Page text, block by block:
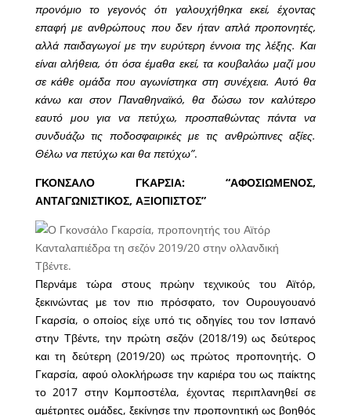
προνόμιο το γεγονός ότι γαλουχήθηκα εκεί, έχοντας
επαφή με ανθρώπους που δεν ήταν απλά προπονητές,
αλλά παιδαγωγοί με την ευρύτερη έννοια της λέξης. Και
είναι αλήθεια, ότι όσα έμαθα εκεί, τα κουβαλάω μαζί μου
σε κάθε ομάδα που αγωνίστηκα στη συνέχεια. Αυτό θα
κάνω και στον Παναθηναϊκό, θα δώσω τον καλύτερο
εαυτό μου για να πετύχω, προσπαθώντας πάντα να
συνδυάζω τις ποδοσφαιρικές με τις ανθρώπινες αξίες.
Θέλω να πετύχω και θα πετύχω”.
ΓΚΟΝΣΑΛΟ ΓΚΑΡΣΙΑ: “ΑΦΟΣΙΩΜΕΝΟΣ,
ΑΝΤΑΓΩΝΙΣΤΙΚΟΣ, ΑΞΙΟΠΙΣΤΟΣ”
Περνάμε τώρα στους πρώην τεχνικούς του Αϊτόρ,
ξεκινώντας με τον πιο πρόσφατο, τον Ουρουγουανό
Γκαρσία, ο οποίος είχε υπό τις οδηγίες του τον Ισπανό
στην Τβέντε, την πρώτη σεζόν (2018/19) ως δεύτερος
και τη δεύτερη (2019/20) ως πρώτος προπονητής. Ο
Γκαρσία, αφού ολοκλήρωσε την καριέρα του ως παίκτης
το 2017 στην Κομποστέλα, έχοντας περιπλανηθεί σε
αμέτρητες ομάδες, ξεκίνησε την προπονητική ως βοηθός